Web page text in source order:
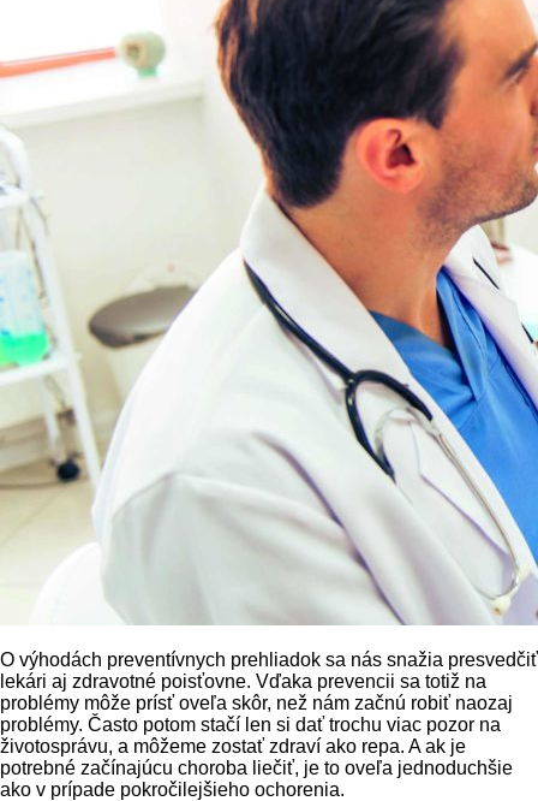
O výhodách preventívnych prehliadok sa nás snažia presvedčiť
lekári aj zdravotné poisťovne. Vďaka prevencii sa totiž na
problémy môže prísť oveľa skôr, než nám začnú robiť naozaj
problémy. Často potom stačí len si dať trochu viac pozor na
životosprávu, a môžeme zostať zdraví ako repa. A ak je
potrebné začínajúcu choroba liečiť, je to oveľa jednoduchšie
ako v prípade pokročilejšieho ochorenia.